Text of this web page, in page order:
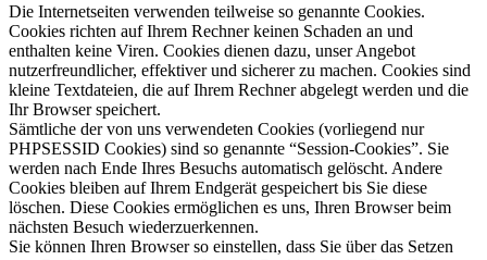
Die Internetseiten verwenden teilweise so genannte Cookies.
Cookies richten auf Ihrem Rechner keinen Schaden an und
enthalten keine Viren. Cookies dienen dazu, unser Angebot
nutzerfreundlicher, effektiver und sicherer zu machen. Cookies sind
kleine Textdateien, die auf Ihrem Rechner abgelegt werden und die
Ihr Browser speichert.
Sämtliche der von uns verwendeten Cookies (vorliegend nur
PHPSESSID Cookies) sind so genannte “Session-Cookies”. Sie
werden nach Ende Ihres Besuchs automatisch gelöscht. Andere
Cookies bleiben auf Ihrem Endgerät gespeichert bis Sie diese
löschen. Diese Cookies ermöglichen es uns, Ihren Browser beim
nächsten Besuch wiederzuerkennen.
Sie können Ihren Browser so einstellen, dass Sie über das Setzen